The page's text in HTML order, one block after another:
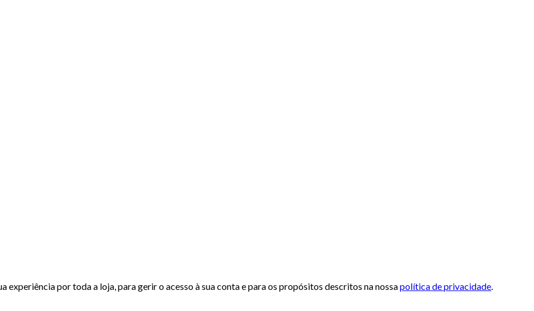
experiência por toda a loja, para gerir o acesso à sua conta e para os propósitos descritos na nossapolítica de privacidade.